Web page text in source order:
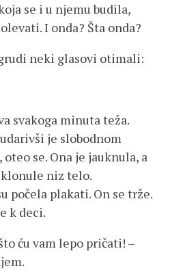
se i u njemu budila,
I onda? Šta onda?
neki glasovi otimali:
svakoga minuta teža.
je slobodnom
se. Ona je jauknula, a
niz telo.
počela plakati. On se trže.
k deci.
ću vam lepo pričati! –